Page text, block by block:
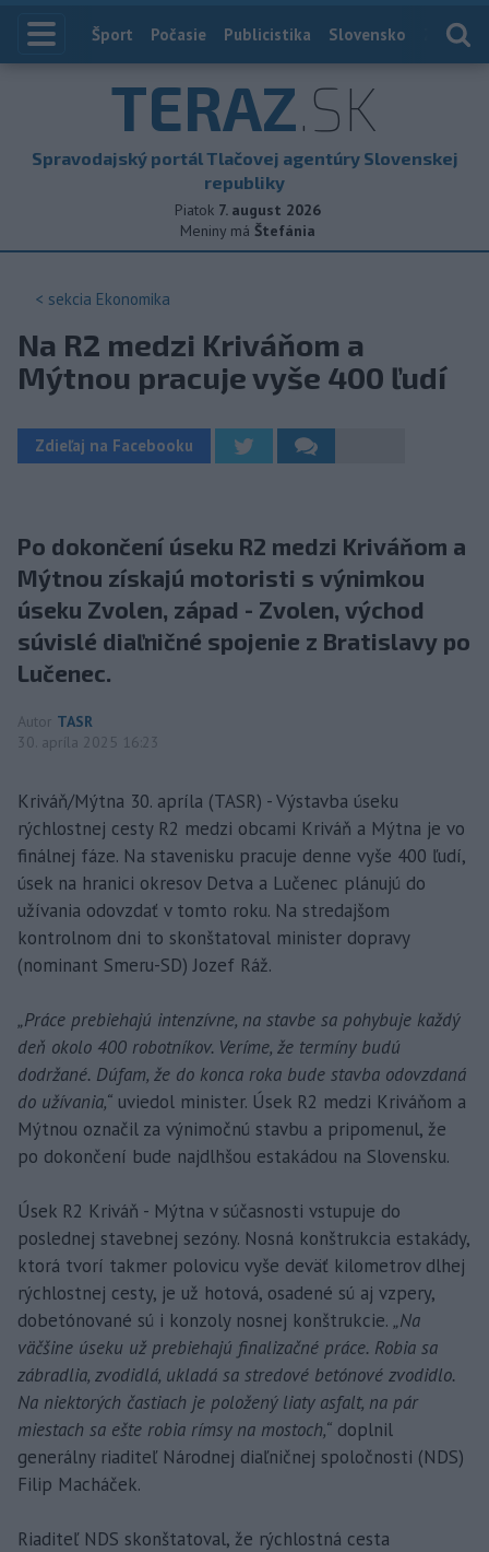
Index
Šport Počasie Publicistika Slovensko
TERAZ.SK
Spravodajský portál Tlačovej agentúry Slovenskej
republiky
Piatok 7. august 2026
Meniny má Štefánia
< sekcia Ekonomika
Na R2 medzi Kriváňom a
Mýtnou pracuje vyše 400 ľudí
Zdieľaj na Facebooku
Po dokončení úseku R2 medzi Kriváňom a
Mýtnou získajú motoristi s výnimkou
úseku Zvolen, západ - Zvolen, východ
súvislé diaľničné spojenie z Bratislavy po
Lučenec.
Autor TASR
30. apríla 2025 16:23
Kriváň/Mýtna 30. apríla (TASR) - Výstavba úseku
rýchlostnej cesty R2 medzi obcami Kriváň a Mýtna je vo
finálnej fáze. Na stavenisku pracuje denne vyše 400 ľudí,
úsek na hranici okresov Detva a Lučenec plánujú do
užívania odovzdať v tomto roku. Na stredajšom
kontrolnom dni to skonštatoval minister dopravy
(nominant Smeru-SD) Jozef Ráž.
„Práce prebiehajú intenzívne, na stavbe sa pohybuje každý
deň okolo 400 robotníkov. Veríme, že termíny budú
dodržané. Dúfam, že do konca roka bude stavba odovzdaná
do užívania,“ uviedol minister. Úsek R2 medzi Kriváňom a
Mýtnou označil za výnimočnú stavbu a pripomenul, že
po dokončení bude najdlhšou estakádou na Slovensku.
Úsek R2 Kriváň - Mýtna v súčasnosti vstupuje do
poslednej stavebnej sezóny. Nosná konštrukcia estakády,
ktorá tvorí takmer polovicu vyše deväť kilometrov dlhej
rýchlostnej cesty, je už hotová, osadené sú aj vzpery,
dobetónované sú i konzoly nosnej konštrukcie. „Na
väčšine úseku už prebiehajú finalizačné práce. Robia sa
zábradlia, zvodidlá, ukladá sa stredové betónové zvodidlo.
Na niektorých častiach je položený liaty asfalt, na pár
miestach sa ešte robia rímsy na mostoch,“ doplnil
generálny riaditeľ Národnej diaľničnej spoločnosti (NDS)
Filip Macháček.
Riaditeľ NDS skonštatoval, že rýchlostná cesta